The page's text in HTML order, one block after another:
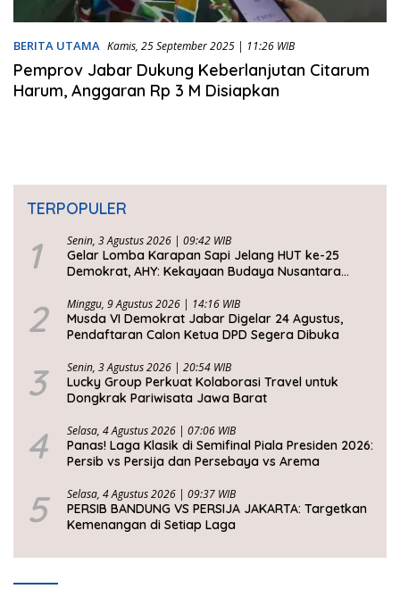
BERITA UTAMA Kamis, 25 September 2025 | 11:26 WIB
Pemprov Jabar Dukung Keberlanjutan Citarum
Harum, Anggaran Rp 3 M Disiapkan
TERPOPULER
1 Senin, 3 Agustus 2026 | 09:42 WIB
Gelar Lomba Karapan Sapi Jelang HUT ke-25
Demokrat, AHY: Kekayaan Budaya Nusantara
2 Minggu, 9 Agustus 2026 | 14:16 WIB
Musda VI Demokrat Jabar Digelar 24 Agustus,
Pendaftaran Calon Ketua DPD Segera Dibuka
3 Senin, 3 Agustus 2026 | 20:54 WIB
Lucky Group Perkuat Kolaborasi Travel untuk
Dongkrak Pariwisata Jawa Barat
4 Selasa, 4 Agustus 2026 | 07:06 WIB
Panas! Laga Klasik di Semifinal Piala Presiden 2026:
Persib vs Persija dan Persebaya vs Arema
5 Selasa, 4 Agustus 2026 | 09:37 WIB
PERSIB BANDUNG VS PERSIJA JAKARTA: Targetkan
Kemenangan di Setiap Laga